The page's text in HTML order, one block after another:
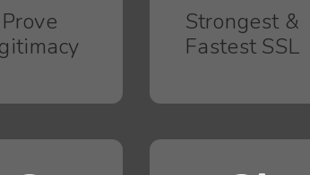
Prove
Strongest &
Fastest SSL